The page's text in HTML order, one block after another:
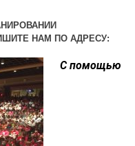
НАМ ПО АДРЕСУ:
С помощью